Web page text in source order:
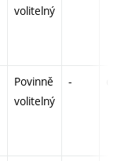
volitelný
Povinně
volitelný
-